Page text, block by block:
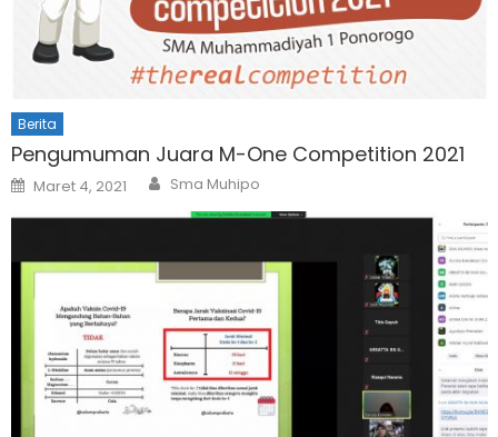
Berita
Pengumuman Juara M-One Competition 2021
Posted
on
Maret 4, 2021 Author
Sma Muhipo